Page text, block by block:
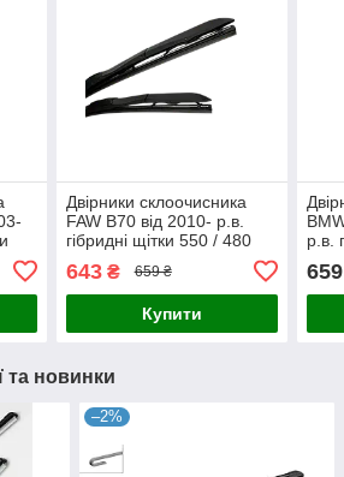
Двірники склоочисника
FAW B70 від 2010- р.в.
гібридні щітки 550 / 480
мм. Armer (комплект 2 шт.)
643₴ 659 ₴
Купити
р.в.
шт.)
659
та новинки
–2%